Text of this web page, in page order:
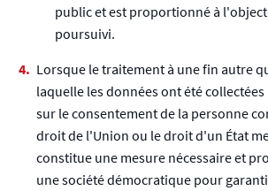
public et est proportionné à
poursuivi.
Lorsque le traitement à une fin autre
laquelle les données ont été
sur le consentement de la personne
droit de l'Union ou le droit d'un État
constitue une mesure nécessaire et
une société démocratique pour